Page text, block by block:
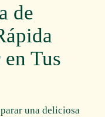
de
Tus
una deliciosa